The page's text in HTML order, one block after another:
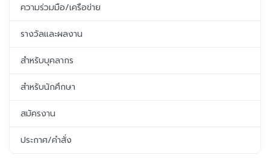
ความร่วมมือ/เครือข่าย
รางวัลและผลงาน
สำหรับบุคลากร
สำหรับนักศึกษา
สมัครงาน
ประกาศ/คำสั่ง